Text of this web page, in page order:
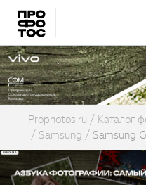
Prophotos.ru Каталог
Samsung
Samsung